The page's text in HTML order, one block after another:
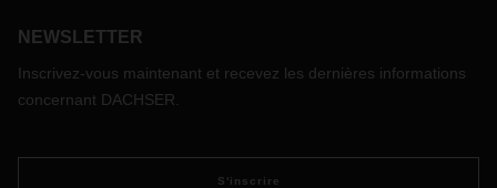
NEWSLETTER
Inscrivez-vous maintenant et recevez les dernières informations
concernant DACHSER.
S'inscrire